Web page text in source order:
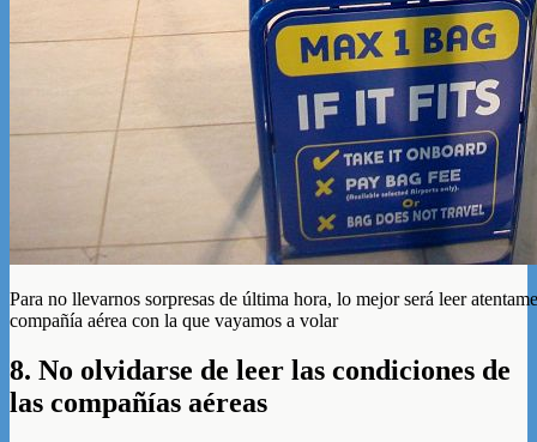
Para no llevarnos sorpresas de última hora, lo mejor será leer
compañía aérea con la que vayamos a volar
8. No olvidarse de leer las condiciones de
las compañías aéreas